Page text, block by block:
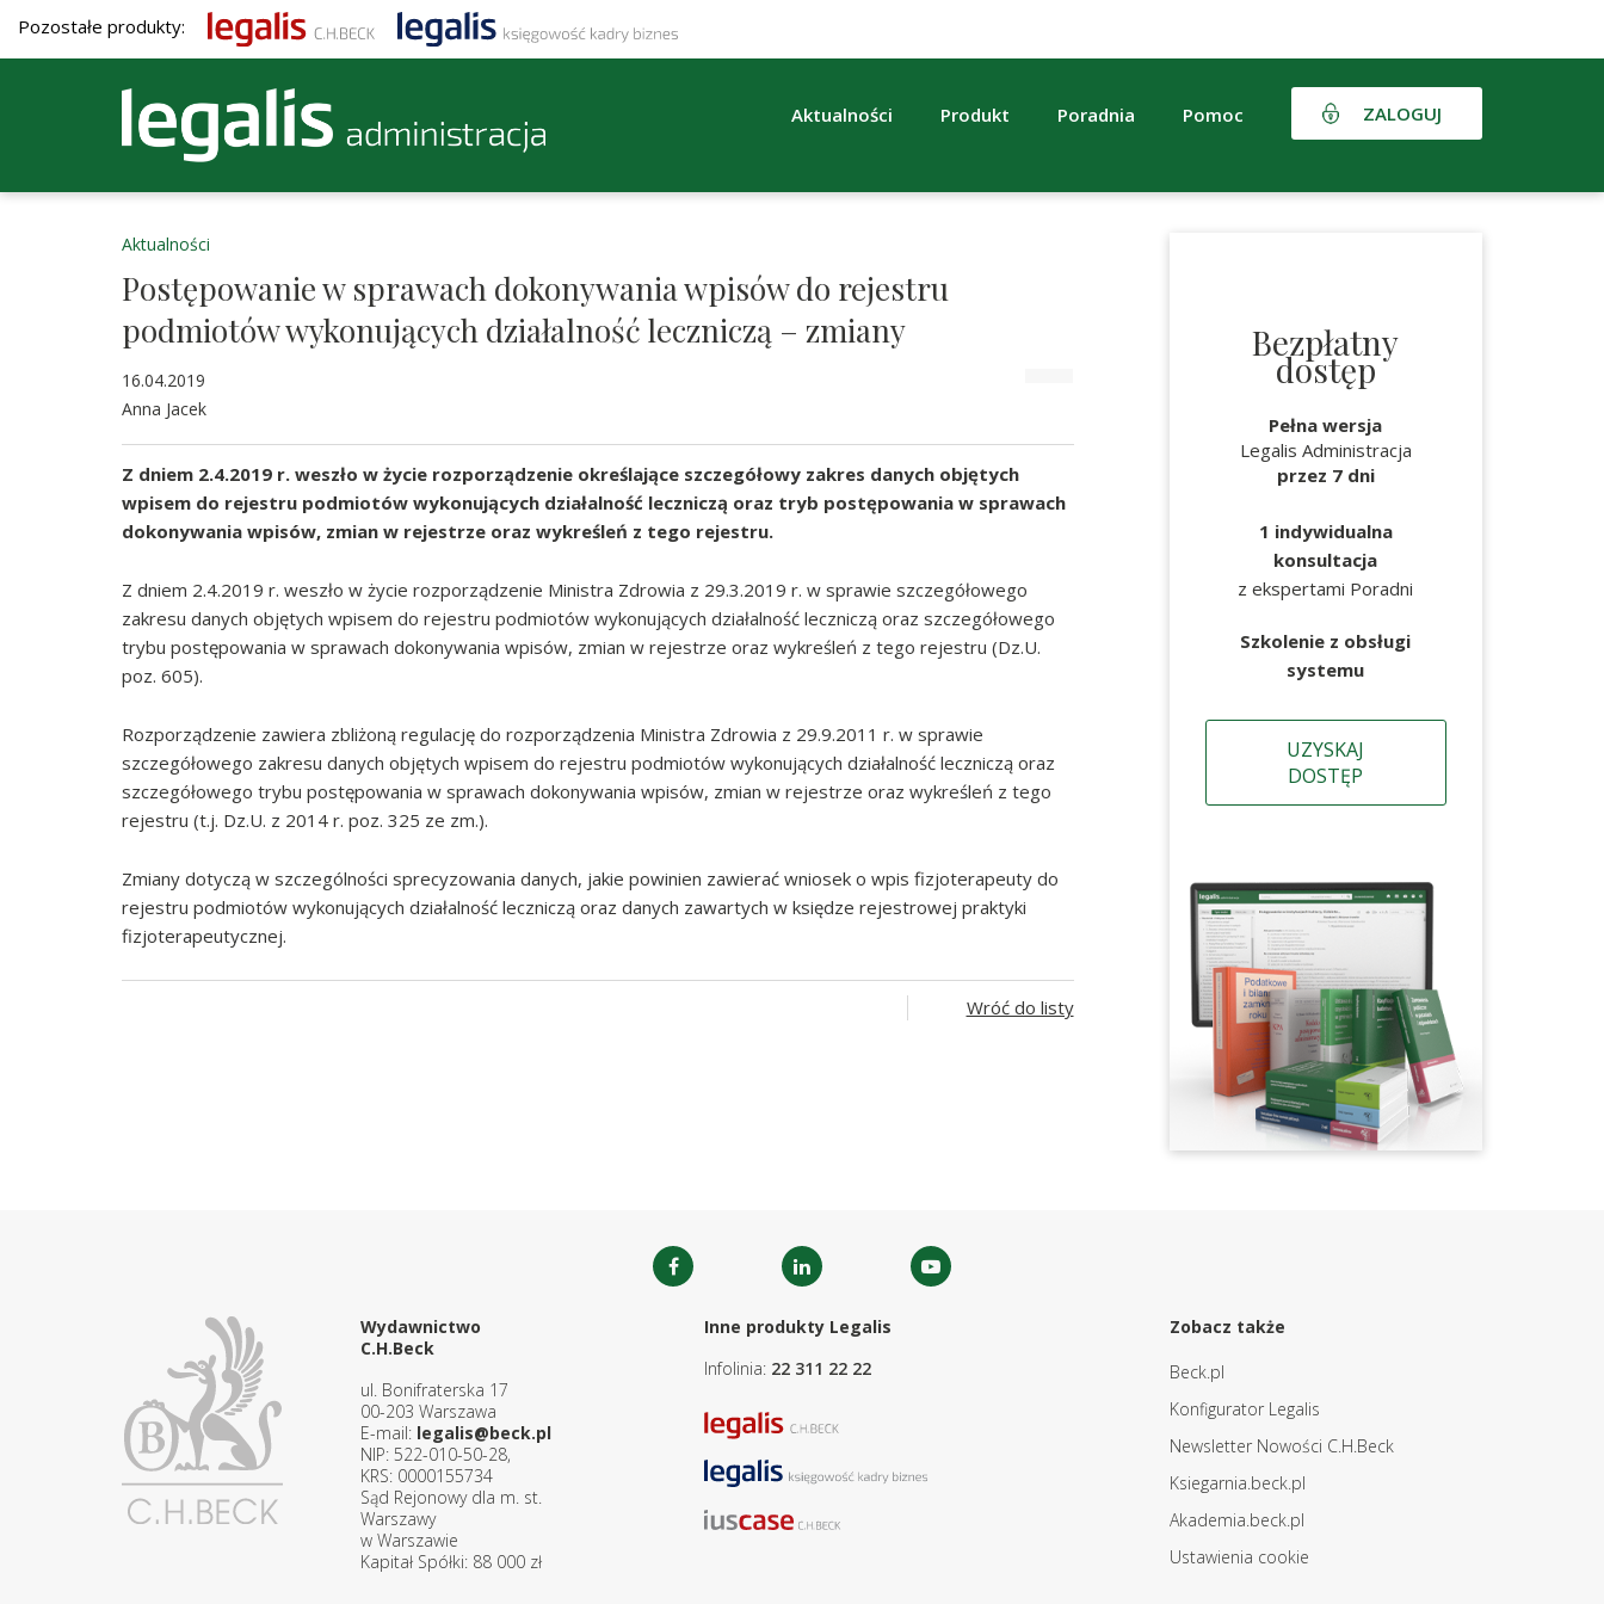
Pozostałe produkty:
Aktualności Produkt Poradnia Pomoc ZALOGUJ
Aktualności
Postępowanie w sprawach dokonywania wpisów do rejestru
podmiotów wykonujących działalność leczniczą – zmiany
16.04.2019
Anna Jacek
Z dniem 2.4.2019 r. weszło w życie rozporządzenie określające szczegółowy zakres danych objętych
wpisem do rejestru podmiotów wykonujących działalność leczniczą oraz tryb postępowania w sprawach
dokonywania wpisów, zmian w rejestrze oraz wykreśleń z tego rejestru.
Z dniem 2.4.2019 r. weszło w życie rozporządzenie Ministra Zdrowia z 29.3.2019 r. w sprawie szczegółowego
zakresu danych objętych wpisem do rejestru podmiotów wykonujących działalność leczniczą oraz szczegółowego
trybu postępowania w sprawach dokonywania wpisów, zmian w rejestrze oraz wykreśleń z tego rejestru (Dz.U.
poz. 605).
Rozporządzenie zawiera zbliżoną regulację do rozporządzenia Ministra Zdrowia z 29.9.2011 r. w sprawie
szczegółowego zakresu danych objętych wpisem do rejestru podmiotów wykonujących działalność leczniczą oraz
szczegółowego trybu postępowania w sprawach dokonywania wpisów, zmian w rejestrze oraz wykreśleń z tego
rejestru (t.j. Dz.U. z 2014 r. poz. 325 ze zm.).
Zmiany dotyczą w szczególności sprecyzowania danych, jakie powinien zawierać wniosek o wpis fizjoterapeuty do
rejestru podmiotów wykonujących działalność leczniczą oraz danych zawartych w księdze rejestrowej praktyki
fizjoterapeutycznej.
Wróć do listy
Bezpłatny
dostęp
Pełna wersja
Legalis Administracja
przez 7 dni
1 indywidualna
konsultacja
z ekspertami Poradni
Szkolenie z obsługi
systemu
UZYSKAJ
DOSTĘP
Wydawnictwo
C.H.Beck
ul. Bonifraterska 17
00-203 Warszawa
E-mail: legalis@beck.pl
NIP: 522-010-50-28,
KRS: 0000155734
Sąd Rejonowy dla m. st.
Warszawy
w Warszawie
Kapitał Spółki: 88 000 zł
Inne produkty Legalis
Infolinia: 22 311 22 22
Zobacz także
Beck.pl
Konfigurator Legalis
Newsletter Nowości C.H.Beck
Ksiegarnia.beck.pl
Akademia.beck.pl
Ustawienia cookie